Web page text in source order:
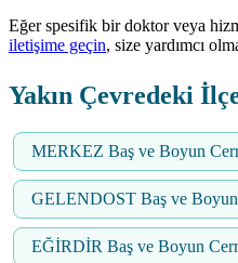
Eğer spesifik bir doktor veya
iletişime geçin, size yardımcı
Yakın Çevredeki
MERKEZ Baş ve Boyun
GELENDOST Baş ve
EĞİRDİR Baş ve Boyun